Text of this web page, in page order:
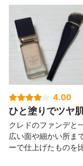
4.00
ひと塗りでツヤ
クレドのファンデと
広い面や細かい所ま
ーで仕上げたものを